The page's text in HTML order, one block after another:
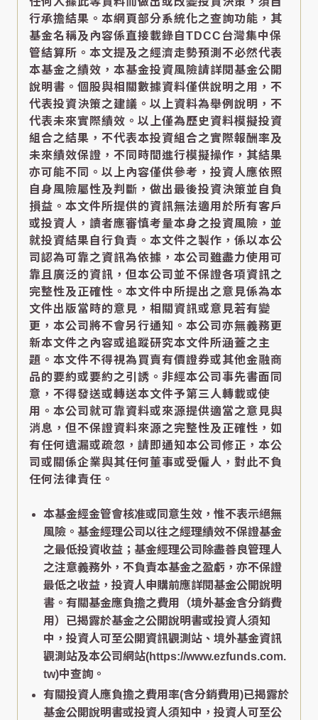
行承擔結果。本網頁部分系統化之查詢功能，其
基金名稱及內容係直接載錄自TDCC台灣集中保
管結算所。本文提及之經濟走勢預測不必然代表
本基金之績效，本基金投資風險請詳閱基金公開
說明書。個股與相關數據資料僅供說明之用，不
代表投資決策之建議。以上資料為舉例說明，不
代表未來實際績效。以上僅為歷史資料模擬投資
組合之結果，不代表本投資組合之實際報酬率及
未來績效保證，不同時間進行模擬操作，其結果
亦可能不同。以上內容僅供參考，投資人應依照
自身風險屬性及判斷，做出最後投資決策並自負
損益。本文件所提供的資訊無法適用於所有客戶
或投資人，讀者應審慎考量本身之投資風險，並
就投資結果自行負責。本文件之製作，係以本公
司認為可靠之資訊為依據，本公司雖盡力使用可
靠且廣泛的資訊，但本公司並不保證各項資訊之
完整性及正確性。本文件中所提出之意見係為本
文件出版當時的意見，相關資訊或意見若有變
更，本公司將不會另行通知。本公司亦無義務更
新本文件之內容或追蹤研究本文件所涵蓋之主
題。本文件不得視為買賣有價證券或其他金融商
品的要約或要約之引誘。非經本公司事先書面同
意，不得發送或轉送本文件予第三人轉載或使
用。本公司就可靠資料或來源提供適當之意見與
消息，但不保證資料來源之完整性及正確性，如
有任何遺漏或疏忽，請即通知本公司修正，本公
司或關係企業與其任何董事或受僱人，對此不負
任何法律責任。
本基金經金管會核准或同意生效，惟不表示絕無
風險。基金經理公司以往之經理績效不保證基金
之最低投資收益；基金經理公司除盡善良管理人
之注意義務外，不負責本基金之盈虧，亦不保證
最低之收益，投資人申購前應詳閱基金公開說明
書。有關基金應負擔之費用（境外基金含分銷費
用）已揭露於基金之公開說明書或投資人須知
中，投資人可至公開資訊觀測站、境外基金資訊
觀測站及本公司網站(https://www.ezfunds.com.
tw)中查詢。
有關投資人應負擔之費用率(含分銷費用)已揭露於
基金公開說明書或投資人須知中，投資人可至公